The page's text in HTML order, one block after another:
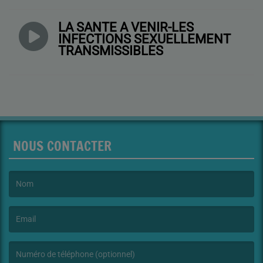
LA SANTÉ À VENIR-LES
INFECTIONS SEXUELLEMENT
TRANSMISSIBLES
NOUS CONTACTER